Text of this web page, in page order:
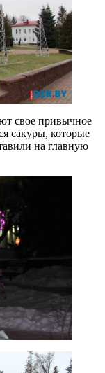
свое привычное
сакуры, которые
на главную